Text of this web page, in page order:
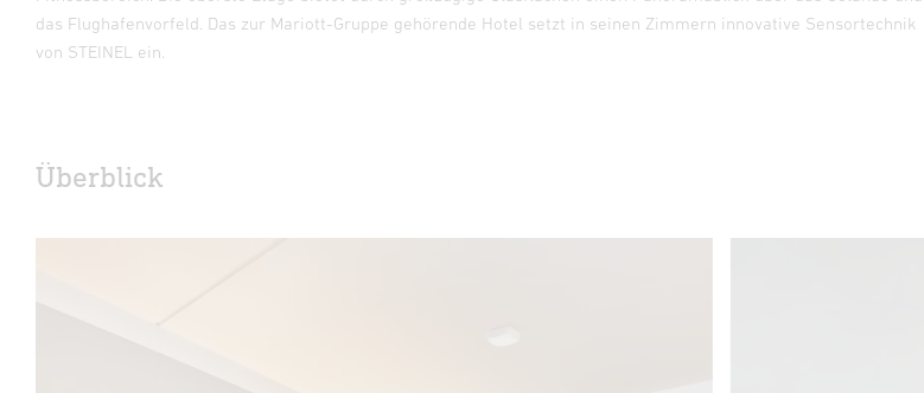
das Flughafenvorfeld. Das zur Mariott-Gruppe gehörende Hotel setzt in seinen Zimmern innovative Sensortechnik
von STEINEL ein.
Überblick